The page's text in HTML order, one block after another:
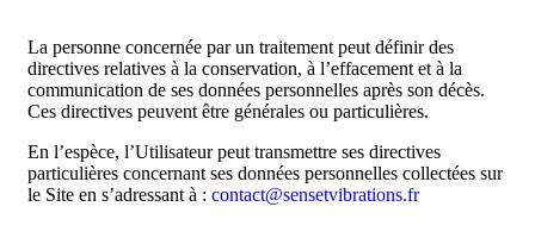
La personne concernée par un traitement peut définir des
directives relatives à la conservation, à l’effacement et à la
communication de ses données personnelles après son décès.
Ces directives peuvent être générales ou particulières.
En l’espèce, l’Utilisateur peut transmettre ses directives
particulières concernant ses données personnelles collectées sur
le Site en s’adressant à : contact@sensetvibrations.fr